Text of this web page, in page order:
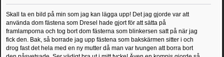
Skall ta en bild på min som jag kan lägga upp! Det jag gjorde var att
använda dom fästena som Dresel hade gjort för att sätta på
framlamporna och tog bort dom fästerna som blinkersen satt på när jag
fick den. Bak, så borrade jag upp fästena som bakskärmen sitter i och
drog fast det hela med en ny mutter då man var tvungen att borra bort